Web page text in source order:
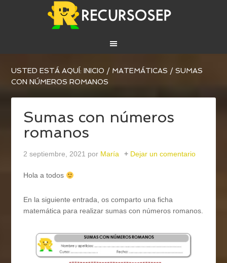
USTED ESTÁ AQUÍ:INICIO / MATEMÁTICAS / SUMAS
CON NÚMEROS ROMANOS
Sumas con números
romanos
2 septiembre, 2021 por María Dejar un comentario
Hola a todos
En la siguiente entrada, os comparto una ficha
matemática para realizar sumas con números romanos.